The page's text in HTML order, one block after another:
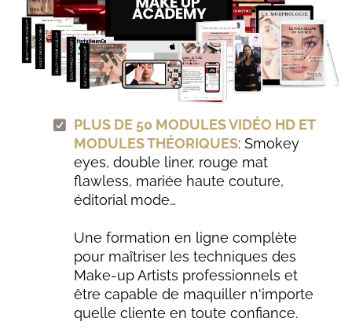
PLUS DE 50 MODULES VIDÉO HD ET
MODULES THÉORIQUES: Smokey
eyes, double liner, rouge mat
flawless, mariée haute couture,
éditorial mode…
Une formation en ligne complète
pour maîtriser les techniques des
Make-up Artists professionnels et
être capable de maquiller n'importe
quelle cliente en toute confiance.